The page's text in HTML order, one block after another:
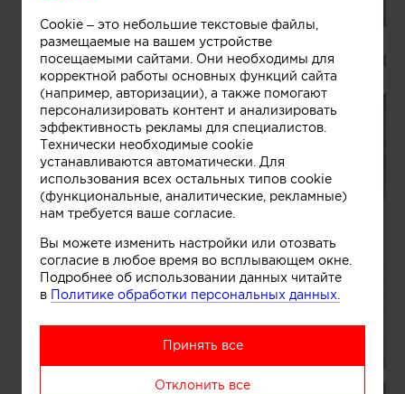
Cookie – это небольшие текстовые файлы,
размещаемые на вашем устройстве
посещаемыми сайтами. Они необходимы для
корректной работы основных функций сайта
(например, авторизации), а также помогают
персонализировать контент и анализировать
эффективность рекламы для специалистов.
Технически необходимые cookie
устанавливаются автоматически. Для
использования всех остальных типов cookie
(функциональные, аналитические, рекламные)
нам требуется ваше согласие.
Вы можете изменить настройки или отозвать
согласие в любое время во всплывающем окне.
Подробнее об использовании данных читайте
в Политике обработки персональных данных.
Принять все
Отклонить все